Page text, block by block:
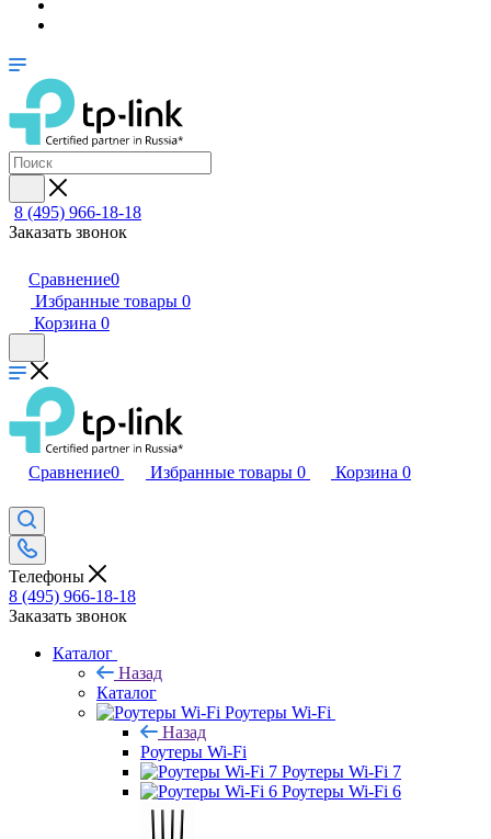
8 (495) 966-18-18
Заказать звонок
Сравнение0
Избранные товары 0
Корзина 0
Сравнение0 Избранные товары 0 Корзина 0
Телефоны
8 (495) 966-18-18
Заказать звонок
Каталог
Назад
Каталог
Роутеры Wi-Fi
Назад
Роутеры Wi-Fi
Роутеры Wi-Fi 7
Роутеры Wi-Fi 6